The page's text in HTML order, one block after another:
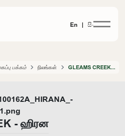
En | සිං
பக்கம் நிலங்கள் GLEAMS CREEK HIRANA
- ஹிரன